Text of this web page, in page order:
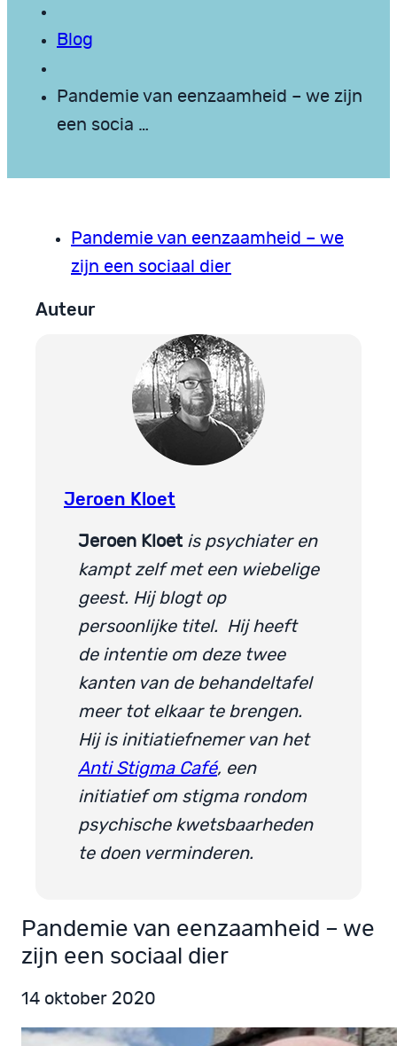
Blog
Pandemie van eenzaamheid – we zijn
een socia …
Pandemie van eenzaamheid – we
zijn een sociaal dier
Auteur
Jeroen Kloet
Jeroen Kloet is psychiater en
kampt zelf met een wiebelige
geest. Hij blogt op
persoonlijke titel. Hij heeft
de intentie om deze twee
kanten van de behandeltafel
meer tot elkaar te brengen.
Hij is initiatiefnemer van het
Anti Stigma Café, een
initiatief om stigma rondom
psychische kwetsbaarheden
te doen verminderen.
Pandemie van eenzaamheid – we
zijn een sociaal dier
14 oktober 2020